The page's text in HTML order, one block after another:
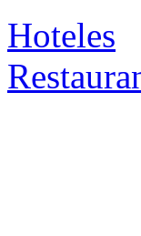
Hoteles